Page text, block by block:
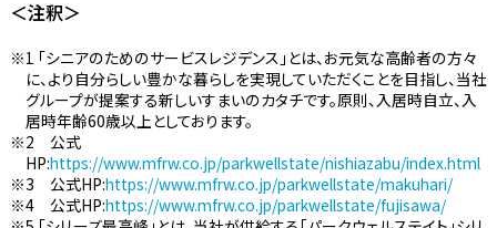
＜注釈＞
1 「シニアのためのサービスレジデンス」とは、お元気な高齢者の方々
に、より自分らしい豊かな暮らしを実現していただくことを目指し、当社
グループが提案する新しいすまいのカタチです。原則、入居時自立、入
居時年齢60歳以上としております。
2 公式
HP:https://www.mfrw.co.jp/parkwellstate/nishiazabu/index.html
3 公式HP:https://www.mfrw.co.jp/parkwellstate/makuhari/
4 公式HP:https://www.mfrw.co.jp/parkwellstate/fujisawa/